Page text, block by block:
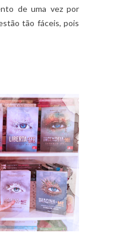
de uma vez por
tão fáceis, pois